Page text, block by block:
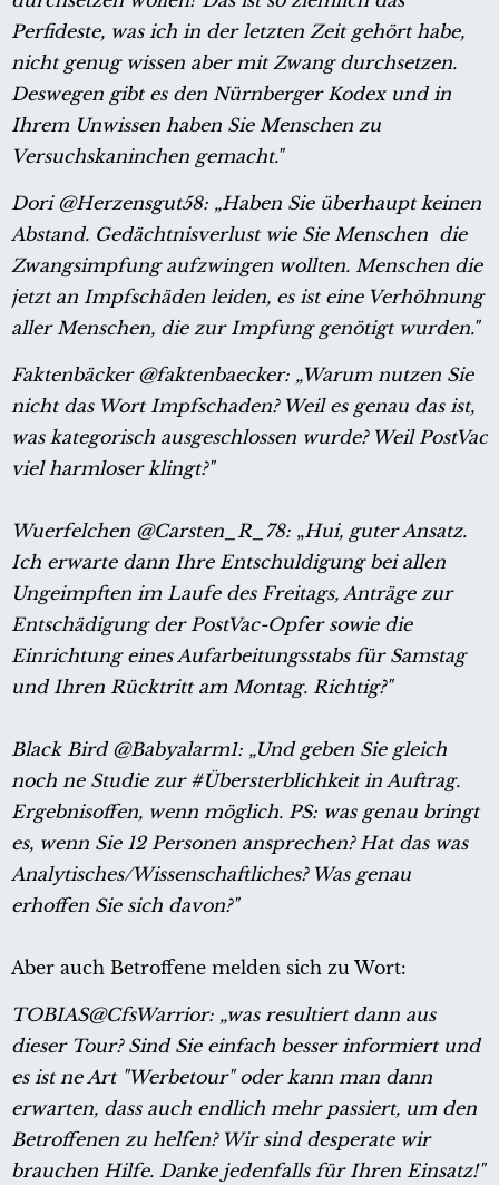
Perfideste, was ich in der letzten Zeit gehört habe,
nicht genug wissen aber mit Zwang durchsetzen.
Deswegen gibt es den Nürnberger Kodex und in
Ihrem Unwissen haben Sie Menschen zu
Versuchskaninchen gemacht."
Dori @Herzensgut58: „Haben Sie überhaupt keinen
Abstand. Gedächtnisverlust wie Sie Menschen die
Zwangsimpfung aufzwingen wollten. Menschen die
jetzt an Impfschäden leiden, es ist eine Verhöhnung
aller Menschen, die zur Impfung genötigt wurden."
Faktenbäcker @faktenbaecker: „Warum nutzen Sie
nicht das Wort Impfschaden? Weil es genau das ist,
was kategorisch ausgeschlossen wurde? Weil PostVac
viel harmloser klingt?"
Wuerfelchen @Carsten_R_78: „Hui, guter Ansatz.
Ich erwarte dann Ihre Entschuldigung bei allen
Ungeimpften im Laufe des Freitags, Anträge zur
Entschädigung der PostVac-Opfer sowie die
Einrichtung eines Aufarbeitungsstabs für Samstag
und Ihren Rücktritt am Montag. Richtig?"
Black Bird @Babyalarm1: „Und geben Sie gleich
noch ne Studie zur #Übersterblichkeit in Auftrag.
Ergebnisoffen, wenn möglich. PS: was genau bringt
es, wenn Sie 12 Personen ansprechen? Hat das was
Analytisches/Wissenschaftliches? Was genau
erhoffen Sie sich davon?"
Aber auch Betroffene melden sich zu Wort:
TOBIAS@CfsWarrior: „was resultiert dann aus
dieser Tour? Sind Sie einfach besser informiert und
es ist ne Art "Werbetour" oder kann man dann
erwarten, dass auch endlich mehr passiert, um den
Betroffenen zu helfen? Wir sind desperate wir
brauchen Hilfe. Danke jedenfalls für Ihren Einsatz!"